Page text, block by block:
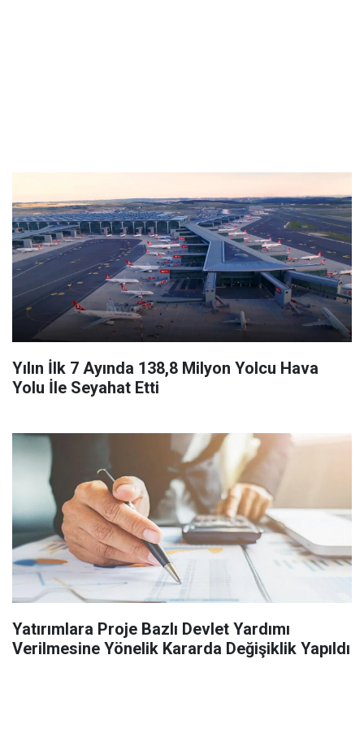
Yılın İlk 7 Ayında 138,8 Milyon Yolcu Hava
Yolu İle Seyahat Etti
Yatırımlara Proje Bazlı Devlet Yardımı
Verilmesine Yönelik Kararda Değişiklik Yapıldı